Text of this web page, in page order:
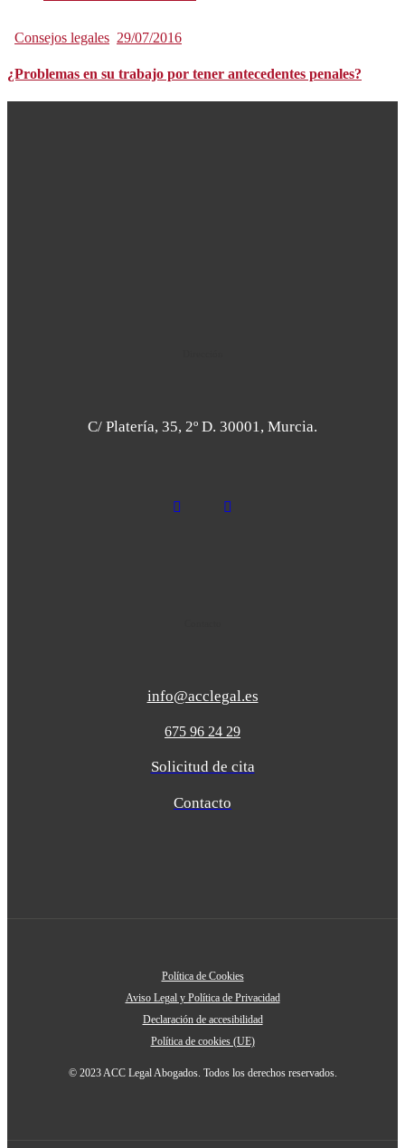
Consejos legales 29/07/2016
¿Problemas en su trabajo por tener antecedentes penales?
C/ Platería, 35, 2º D. 30001, Murcia.
info@acclegal.es
675 96 24 29
Solicitud de cita
Contacto
Política de Cookies
Aviso Legal y Política de Privacidad
Declaración de accesibilidad
Política de cookies (UE)
© 2023 ACC Legal Abogados. Todos los derechos reservados.